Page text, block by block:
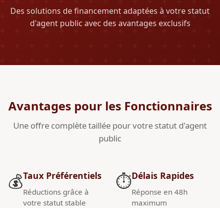
Des solutions de financement adaptées à votre statut
d'agent public avec des avantages exclusifs
Avantages pour les Fonctionnaires
Une offre complète taillée pour votre statut d'agent
public
💰Taux Préférentiels
Réductions grâce à
votre statut stable
⏱️Délais Rapides
Réponse en 48h
maximum